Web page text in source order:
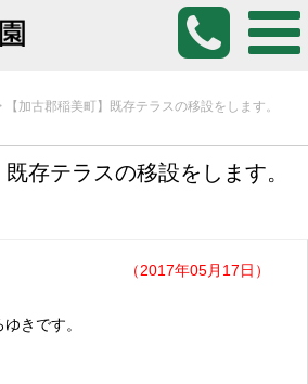
【加古郡稲美町】既存テラスの移設をします。
既存テラスの移設をします。
（2017年05月17日）
きです。